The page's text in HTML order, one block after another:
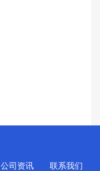
公司资讯 联系我们